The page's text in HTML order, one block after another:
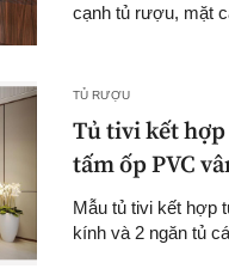
cạnh tủ rượu, mặt
TỦ RƯỢU
Tủ tivi kết
tấm ốp PVC
Mẫu tủ tivi kết hợp
kính và 2 ngăn tủ